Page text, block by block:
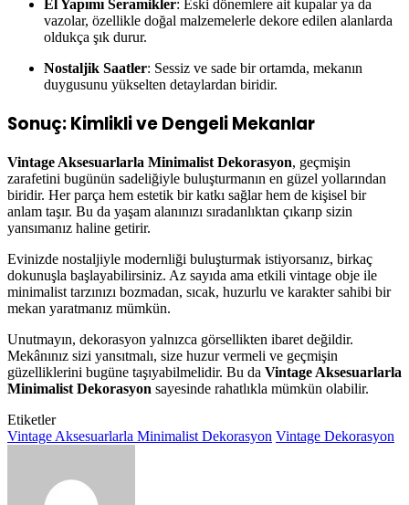
El Yapımı Seramikler: Eski dönemlere ait kupalar ya da
vazolar, özellikle doğal malzemelerle dekore edilen alanlarda
oldukça şık durur.
Nostaljik Saatler: Sessiz ve sade bir ortamda, mekanın
duygusunu yükselten detaylardan biridir.
Sonuç: Kimlikli ve Dengeli Mekanlar
Vintage Aksesuarlarla Minimalist Dekorasyon, geçmişin
zarafetini bugünün sadeliğiyle buluşturmanın en güzel yollarından
biridir. Her parça hem estetik bir katkı sağlar hem de kişisel bir
anlam taşır. Bu da yaşam alanınızı sıradanlıktan çıkarıp sizin
yansımanız haline getirir.
Evinizde nostaljiyle modernliği buluşturmak istiyorsanız, birkaç
dokunuşla başlayabilirsiniz. Az sayıda ama etkili vintage obje ile
minimalist tarzınızı bozmadan, sıcak, huzurlu ve karakter sahibi bir
mekan yaratmanız mümkün.
Unutmayın, dekorasyon yalnızca görsellikten ibaret değildir.
Mekânınız sizi yansıtmalı, size huzur vermeli ve geçmişin
güzelliklerini bugüne taşıyabilmelidir. Bu da Vintage Aksesuarlarla
Minimalist Dekorasyon sayesinde rahatlıkla mümkün olabilir.
Etiketler
Vintage Aksesuarlarla Minimalist Dekorasyon Vintage Dekorasyon